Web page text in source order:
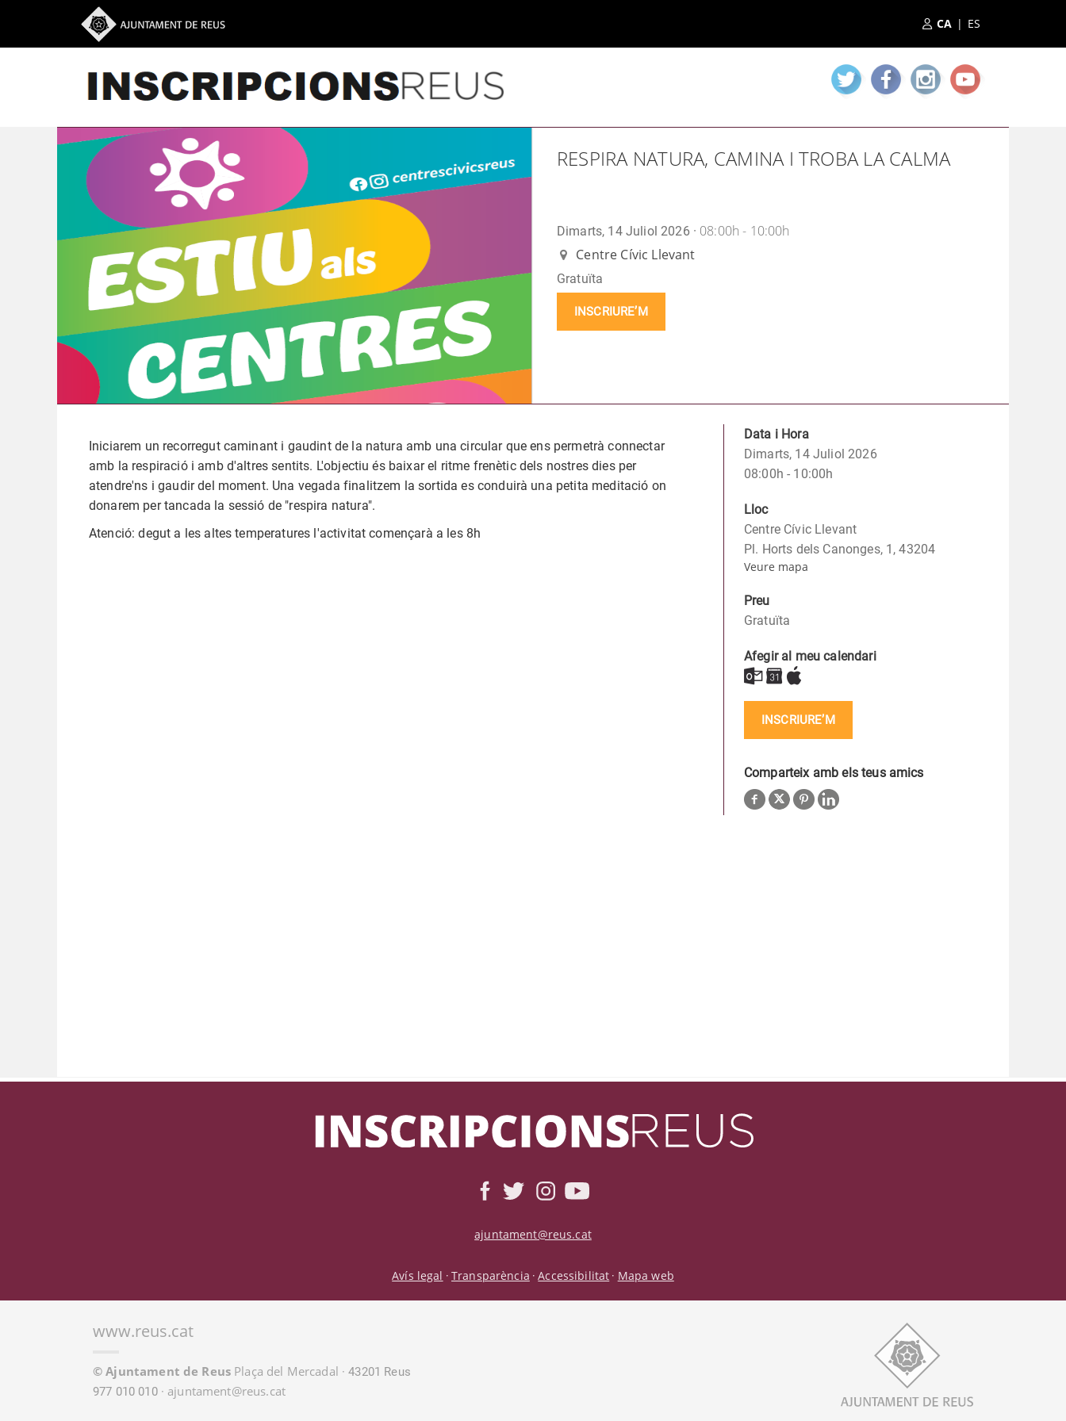
|
RESPIRA NATURA, CAMINA I TROBA LA CALMA
Dimarts, 14 Juliol 2026 · 08:00h - 10:00h
Centre Cívic Llevant
Gratuïta
INSCRIURE’M
Iniciarem un recorregut caminant i gaudint de la natura amb una circular que ens permetrà connectar
amb la respiració i amb d'altres sentits. L'objectiu és baixar el ritme frenètic dels nostres dies per
atendre'ns i gaudir del moment. Una vegada finalitzem la sortida es conduirà una petita meditació on
donarem per tancada la sessió de "respira natura".
Atenció: degut a les altes temperatures l'activitat començarà a les 8h
Data i Hora
Dimarts, 14 Juliol 2026
08:00h - 10:00h
Lloc
Centre Cívic Llevant
Pl. Horts dels Canonges, 1, 43204
Veure mapa
Preu
Gratuïta
Afegir al meu calendari
INSCRIURE’M
Comparteix amb els teus amics
ajuntament@reus.cat
Avís legal ·Transparència ·Accessibilitat · Mapa web
www.reus.cat
© Ajuntament de Reus Plaça del Mercadal · 43201 Reus
977 010 010 · ajuntament@reus.cat